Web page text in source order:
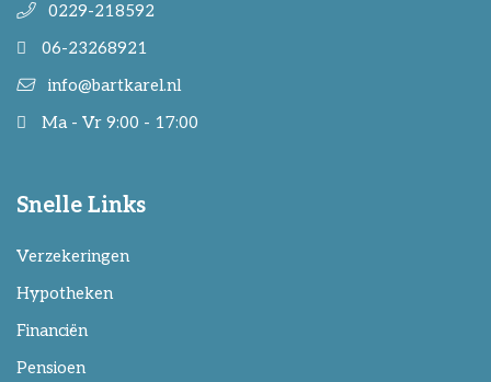
0229-218592
06-23268921
info@bartkarel.nl
Ma - Vr 9:00 - 17:00
Snelle Links
Verzekeringen
Hypotheken
Financiën
Pensioen